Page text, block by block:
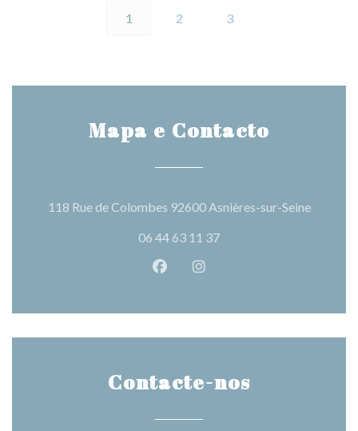
1 2 3
Mapa e Contacto
118 Rue de Colombes 92600 Asnières-sur-Seine((abre
06 44 63 11 37
Facebook ((abre numa nova
Instagram ((abre numa
Contacte-nos